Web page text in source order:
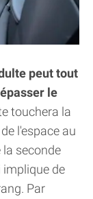
peut tout
le
touchera la
l'espace au
seconde
implique de
Par